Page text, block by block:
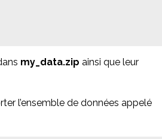
my_data.zip ainsi que leur
l’ensemble de données appelé